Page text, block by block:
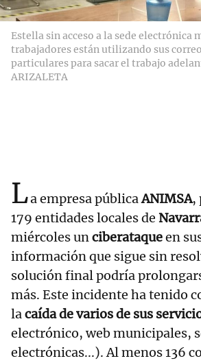
Estella sin acceso a la sede electrónica
trabajadores están utilizando sus
particulares para sacar el trabajo
ARIZALETA
La empresa públicaANIMSA,
179 entidades locales de
miércoles unciberataqueen
información que sigue sin
solución final podría
más. Este incidente ha tenido
lacaída de varios de sus
electrónico, web municipales,
electrónicas...). Al menos 136